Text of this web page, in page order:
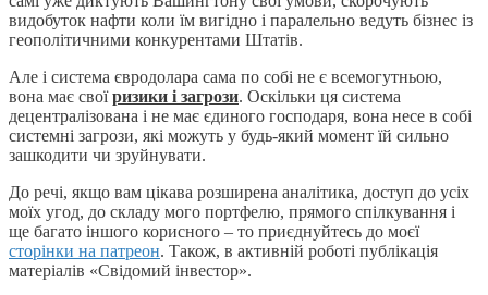
видобуток нафти коли їм вигідно і паралельно ведуть бізнес із
геополітичними конкурентами Штатів.
Але і система євродолара сама по собі не є всемогутньою,
вона має своїризики і загрози. Оскільки ця система
децентралізована і не має єдиного господаря, вона несе в собі
системні загрози, які можуть у будь-який момент їй сильно
зашкодити чи зруйнувати.
До речі, якщо вам цікава розширена аналітика, доступ до усіх
моїх угод, до складу мого портфелю, прямого спілкування і
ще багато іншого корисного – то приєднуйтесь до моєї
сторінки на патреон. Також, в активній роботі публікація
матеріалів «Свідомий інвестор».